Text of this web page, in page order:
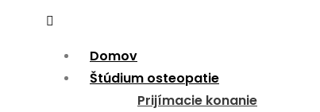
Menu
Domov
Štúdium osteopatie
Prijímacie konanie